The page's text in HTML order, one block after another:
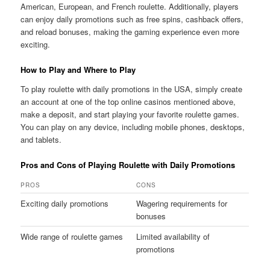
American, European, and French roulette. Additionally, players
can enjoy daily promotions such as free spins, cashback offers,
and reload bonuses, making the gaming experience even more
exciting.
How to Play and Where to Play
To play roulette with daily promotions in the USA, simply create
an account at one of the top online casinos mentioned above,
make a deposit, and start playing your favorite roulette games.
You can play on any device, including mobile phones, desktops,
and tablets.
Pros and Cons of Playing Roulette with Daily Promotions
PROS CONS
Exciting daily promotions
Wagering requirements for
bonuses
Wide range of roulette games
Limited availability of
promotions